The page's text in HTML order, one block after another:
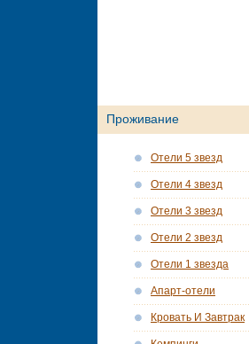
Проживание
Отели 5 звезд
Отели 4 звезд
Отели 3 звезд
Отели 2 звезд
Отели 1 звезда
Апарт-отели
Кровать И Завтрак